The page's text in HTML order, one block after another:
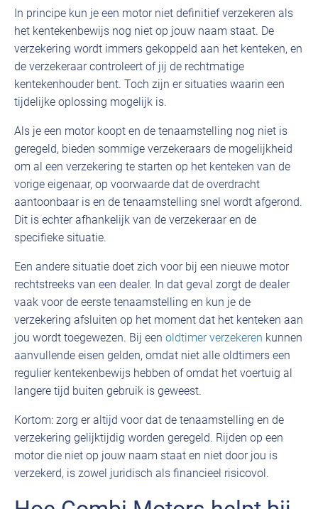
In principe kun je een motor niet definitief verzekeren als
het kentekenbewijs nog niet op jouw naam staat. De
verzekering wordt immers gekoppeld aan het kenteken, en
de verzekeraar controleert of jij de rechtmatige
kentekenhouder bent. Toch zijn er situaties waarin een
tijdelijke oplossing mogelijk is.
Als je een motor koopt en de tenaamstelling nog niet is
geregeld, bieden sommige verzekeraars de mogelijkheid
om al een verzekering te starten op het kenteken van de
vorige eigenaar, op voorwaarde dat de overdracht
aantoonbaar is en de tenaamstelling snel wordt afgerond.
Dit is echter afhankelijk van de verzekeraar en de
specifieke situatie.
Een andere situatie doet zich voor bij een nieuwe motor
rechtstreeks van een dealer. In dat geval zorgt de dealer
vaak voor de eerste tenaamstelling en kun je de
verzekering afsluiten op het moment dat het kenteken aan
jou wordt toegewezen. Bij een oldtimer verzekeren kunnen
aanvullende eisen gelden, omdat niet alle oldtimers een
regulier kentekenbewijs hebben of omdat het voertuig al
langere tijd buiten gebruik is geweest.
Kortom: zorg er altijd voor dat de tenaamstelling en de
verzekering gelijktijdig worden geregeld. Rijden op een
motor die niet op jouw naam staat en niet door jou is
verzekerd, is zowel juridisch als financieel risicovol.